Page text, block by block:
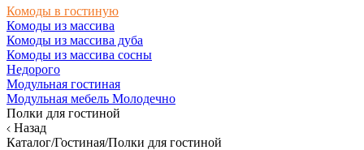
Комоды в гостиную
Комоды из массива
Комоды из массива дуба
Комоды из массива сосны
Недорого
Модульная гостиная
Модульная мебель Молодечно
Полки для гостиной
Назад
Каталог/Гостиная/Полки для гостиной